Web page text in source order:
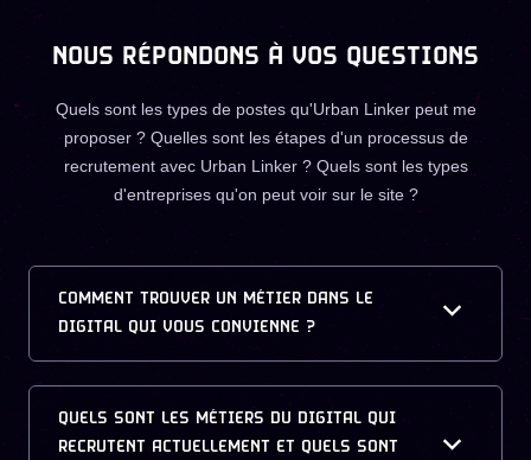
NOUS RÉPONDONS À VOS QUESTIONS
Quels sont les types de postes qu'Urban Linker peut me
proposer ? Quelles sont les étapes d'un processus de
recrutement avec Urban Linker ? Quels sont les types
d'entreprises qu'on peut voir sur le site ?
COMMENT TROUVER UN MÉTIER DANS LE
DIGITAL QUI VOUS CONVIENNE ?
QUELS SONT LES MÉTIERS DU DIGITAL QUI
RECRUTENT ACTUELLEMENT ET QUELS SONT